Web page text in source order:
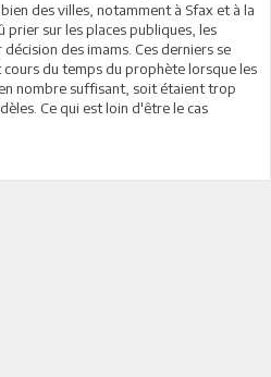
des villes, notamment à Sfax et à la
prier sur les places publiques, les
des imams. Ces derniers se
du temps du prophète lorsque les
nombre suffisant, soit étaient trop
Ce qui est loin d'être le cas